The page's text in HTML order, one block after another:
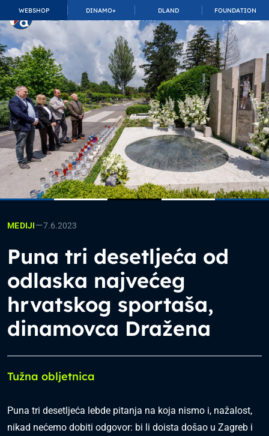
WEBSHOP DINAMO+ DLAND FOUNDATION
TOP_BAR.MembershipSuffix
MEDIJI—7.6.2023
Puna tri desetljeća od
odlaska najvećeg
hrvatskog sportaša,
dinamovca Dražena
Tužna obljetnica
Puna tri desetljeća lebde pitanja na koja nismo i, nažalost,
nikad nećemo dobiti odgovor: bi li doista došao u Zagreb i